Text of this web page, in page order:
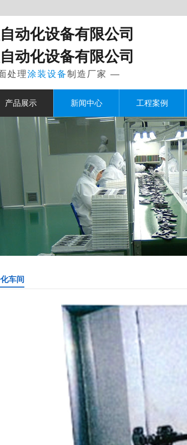
动化设备有限公司
动化设备有限公司
处理涂装设备制造厂家 —
产品展示 新闻中心 工程案例
车间